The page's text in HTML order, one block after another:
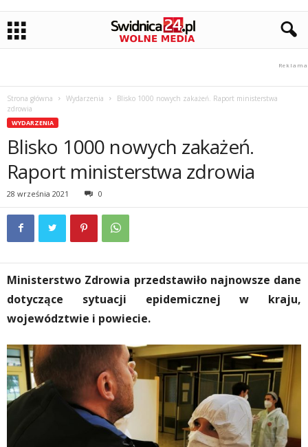
Strona główna Wydarzenia
Blisko 1000 nowych zakażeń. Raport ministerstwa
zdrowia
WYDARZENIA
Blisko 1000 nowych zakażeń.
Raport ministerstwa zdrowia
28 września 2021 0
Ministerstwo Zdrowia przedstawiło najnowsze dane
dotyczące sytuacji epidemicznej w kraju,
województwie i powiecie.